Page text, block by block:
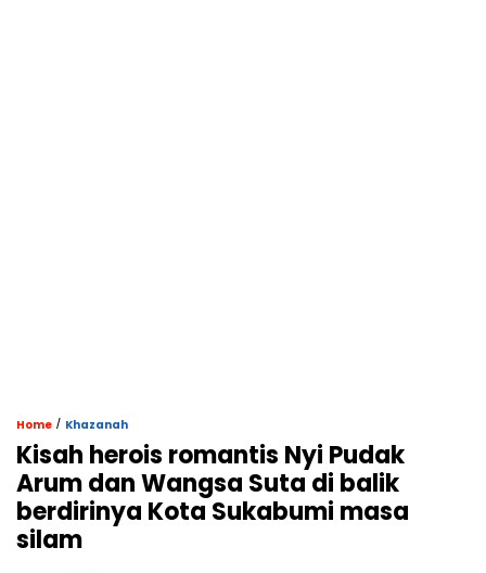
Home / Khazanah
Kisah herois romantis Nyi Pudak
Arum dan Wangsa Suta di balik
berdirinya Kota Sukabumi masa
silam